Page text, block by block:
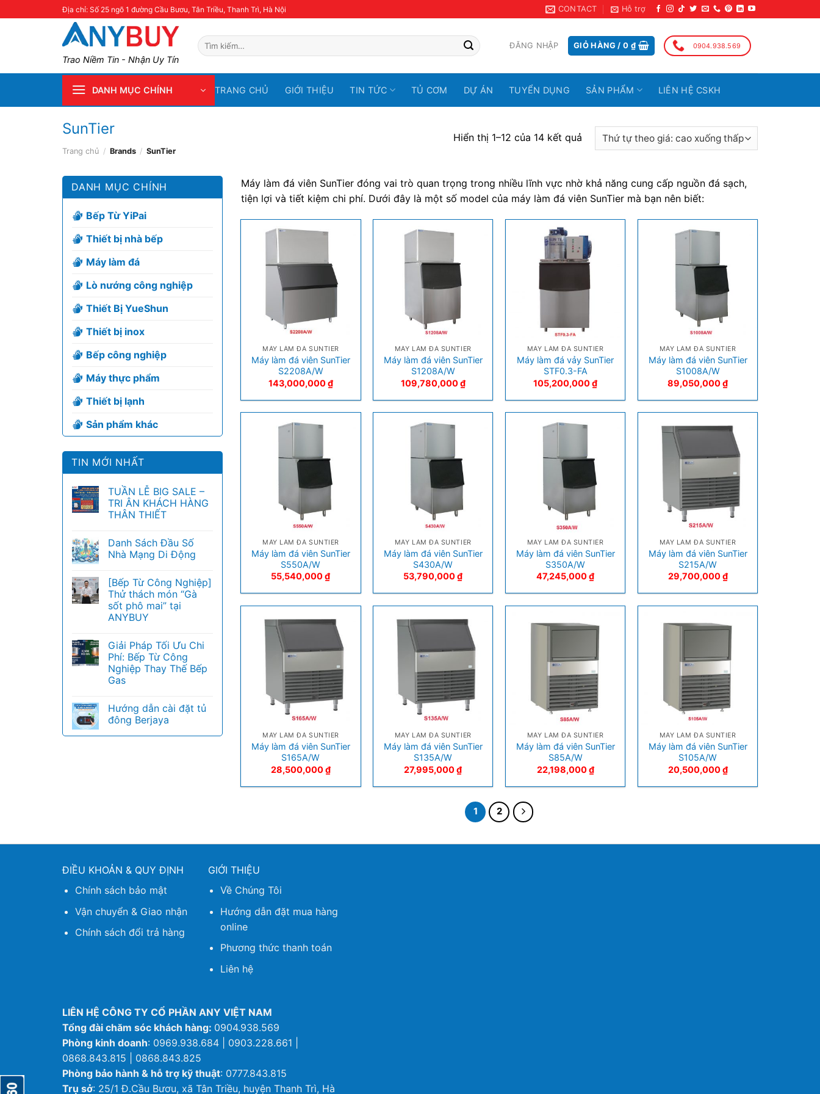
Địa chỉ: Số 25 ngõ 1 đường Cầu Bươu, Tân Triều, Thanh Trì, Hà Nội CONTACT Hỗ trợ
Trao Niềm Tin - Nhận Uy Tín
Tìm
kiếm:
ĐĂNG NHẬP GIỎ HÀNG /0 ₫ 0904.938.569
DANH MỤC CHÍNH TRANG CHỦ GIỚI THIỆU TIN TỨC TỦ CƠM DỰ ÁN TUYỂN DỤNG SẢN PHẨM LIÊN HỆ CSKH
SunTier
Trang chủ / Brands / SunTier
Hiển thị 1–12 của 14 kết quả
DANH MỤC CHÍNH
Bếp Từ YiPai
Thiết bị nhà bếp
Máy làm đá
Lò nướng công nghiệp
Thiết Bị YueShun
Thiết bị inox
Bếp công nghiệp
Máy thực phẩm
Thiết bị lạnh
Sản phẩm khác
TIN MỚI NHẤT
TUẦN LỄ BIG SALE –
TRI ÂN KHÁCH HÀNG
THÂN THIẾT
Danh Sách Đầu Số
Nhà Mạng Di Động
[Bếp Từ Công Nghiệp]
Thử thách món “Gà
sốt phô mai” tại
ANYBUY
Giải Pháp Tối Ưu Chi
Phí: Bếp Từ Công
Nghiệp Thay Thế Bếp
Gas
Hướng dẫn cài đặt tủ
đông Berjaya
Máy làm đá viên SunTier đóng vai trò quan trọng trong nhiều lĩnh vực nhờ khả năng cung cấp nguồn đá sạch,
tiện lợi và tiết kiệm chi phí. Dưới đây là một số model của máy làm đá viên SunTier mà bạn nên biết:
MÁY LÀM ĐÁ SUNTIER
Máy làm đá viên SunTier
S2208A/W
143,000,000₫
MÁY LÀM ĐÁ SUNTIER
Máy làm đá viên SunTier
S1208A/W
109,780,000₫
MÁY LÀM ĐÁ SUNTIER
Máy làm đá vảy SunTier
STF0.3-FA
105,200,000₫
MÁY LÀM ĐÁ SUNTIER
Máy làm đá viên SunTier
S1008A/W
89,050,000₫
MÁY LÀM ĐÁ SUNTIER
Máy làm đá viên SunTier
S550A/W
55,540,000₫
MÁY LÀM ĐÁ SUNTIER
Máy làm đá viên SunTier
S430A/W
53,790,000₫
MÁY LÀM ĐÁ SUNTIER
Máy làm đá viên SunTier
S350A/W
47,245,000₫
MÁY LÀM ĐÁ SUNTIER
Máy làm đá viên SunTier
S215A/W
29,700,000₫
MÁY LÀM ĐÁ SUNTIER
Máy làm đá viên SunTier
S165A/W
28,500,000₫
MÁY LÀM ĐÁ SUNTIER
Máy làm đá viên SunTier
S135A/W
27,995,000₫
MÁY LÀM ĐÁ SUNTIER
Máy làm đá viên SunTier
S85A/W
22,198,000₫
MÁY LÀM ĐÁ SUNTIER
Máy làm đá viên SunTier
S105A/W
20,500,000₫
1 2
ĐIỀU KHOẢN & QUY ĐỊNH
Chính sách bảo mật
Vận chuyển & Giao nhận
Chính sách đổi trả hàng
GIỚI THIỆU
Về Chúng Tôi
Hướng dẫn đặt mua hàng
online
Phương thức thanh toán
Liên hệ
LIÊN HỆ CÔNG TY CỔ PHẦN ANY VIỆT NAM
Tổng đài chăm sóc khách hàng: 0904.938.569
Phòng kinh doanh: 0969.938.684 | 0903.228.661 |
0868.843.815 | 0868.843.825
Phòng bảo hành & hỗ trợ kỹ thuật: 0777.843.815
Trụ sở: 25/1 Đ.Cầu Bươu, xã Tân Triều, huyện Thanh Trì, Hà